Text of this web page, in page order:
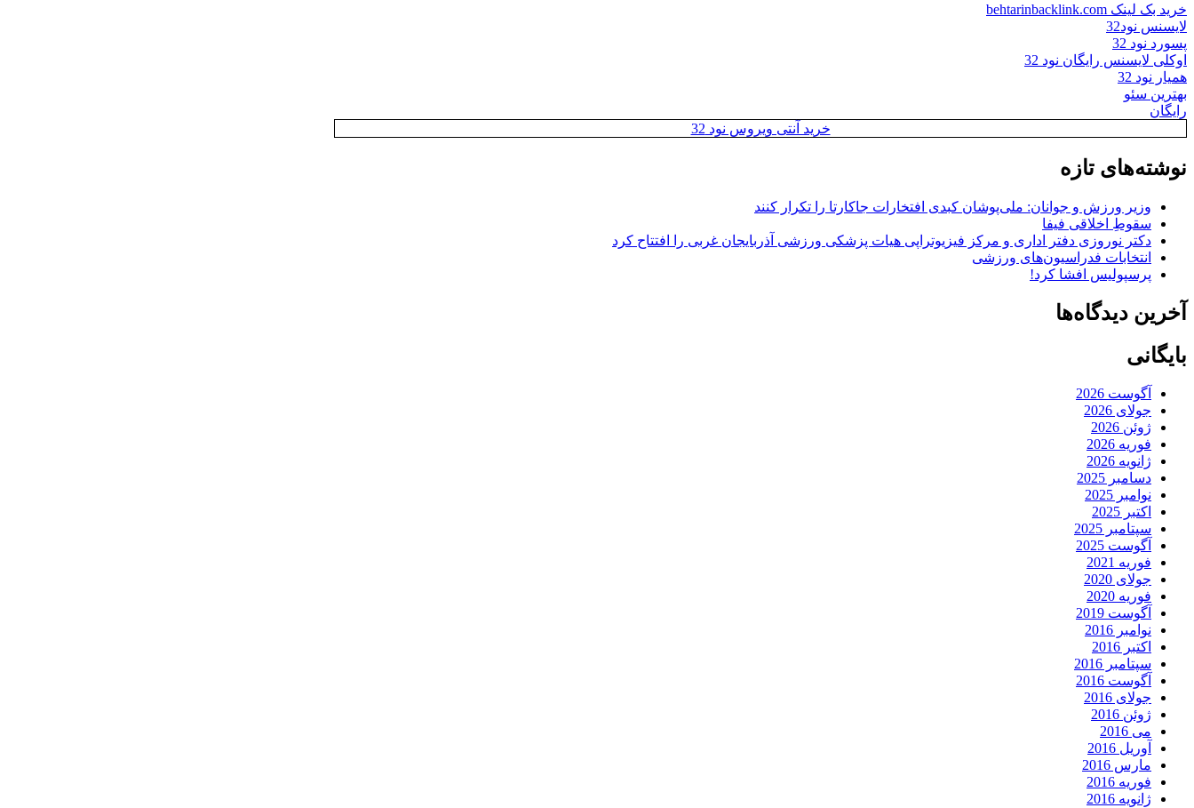
خرید بک لینک behtarinbacklink.com
لایسنس نود32
پسورد نود 32
اوکلی لایسنس رایگان نود 32
همیار نود 32
بهترین سئو
رایگان
خرید آنتی ویروس نود 32
نوشته‌های تازه
وزیر ورزش و جوانان: ملی‌پوشان کبدی افتخارات جاکارتا را تکرار کنند
سقوطِ اخلاقی فیفا
دکتر نوروزی دفتر اداری و مرکز فیزیوتراپی هیات پزشکی ورزشی آذربایجان غربی را افتتاح کرد
انتخابات فدراسیون‌های ورزشی
پرسپولیس افشا کرد!
آخرین دیدگاه‌ها
بایگانی
آگوست 2026
جولای 2026
ژوئن 2026
فوریه 2026
ژانویه 2026
دسامبر 2025
نوامبر 2025
اکتبر 2025
سپتامبر 2025
آگوست 2025
فوریه 2021
جولای 2020
فوریه 2020
آگوست 2019
نوامبر 2016
اکتبر 2016
سپتامبر 2016
آگوست 2016
جولای 2016
ژوئن 2016
می 2016
آوریل 2016
مارس 2016
فوریه 2016
ژانویه 2016